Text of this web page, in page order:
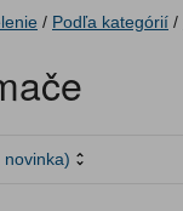
/ Podľa kategórií /
novinka)